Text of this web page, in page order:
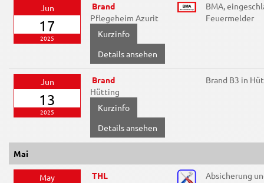
Jun
17
2025
Brand
Pflegeheim Azurit
Details ansehen
BMA,
Feuermelder
Jun
13
2025
Brand
Hütting
Details ansehen
Brand B3 in
Mai
May
THL
Absicherung